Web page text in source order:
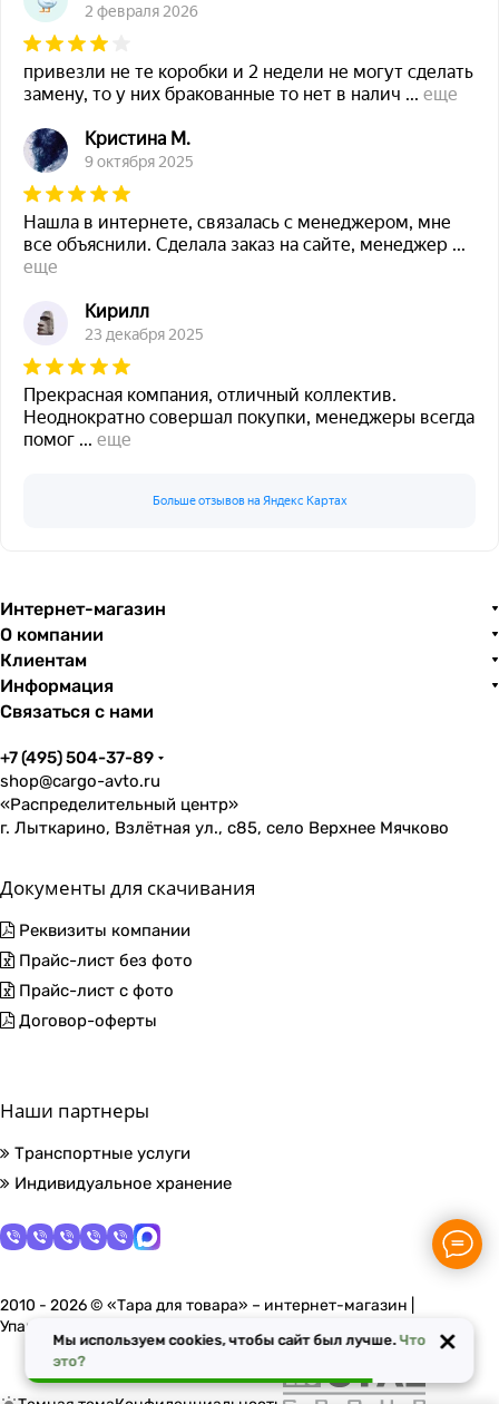
2 февраля 2026
привезли не те коробки и 2 недели не могут сделать
замену, то у них бракованные то нет в налич ... еще
Кристина М.
9 октября 2025
Нашла в интернете, связалась с менеджером, мне
все объяснили. Сделала заказ на сайте, менеджер ...
еще
Кирилл
23 декабря 2025
Прекрасная компания, отличный коллектив.
Неоднократно совершал покупки, менеджеры всегда
помог ... еще
Больше отзывов на Яндекс Картах
Интернет-магазин
О компании
Клиентам
Информация
Связаться с нами
+7 (495) 504-37-89
shop@cargo-avto.ru
«Распределительный центр»
г. Лыткарино, Взлётная ул., с85, село Верхнее Мячково
Документы для скачивания
Реквизиты компании
Прайс-лист без фото
Прайс-лист с фото
Договор-оферты
Наши партнеры
Транспортные услуги
Индивидуальное хранение
2010 - 2026 © «Тара для товара» – интернет-магазин |
Упаковочные материалы в Москве
Мы используем cookies, чтобы сайт был лучше.Что
это?
×